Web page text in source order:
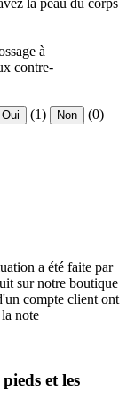
la peau du corps
à
contre-
Oui (1) Non (0)
a été faite par
sur notre boutique
compte client ont
note
et les